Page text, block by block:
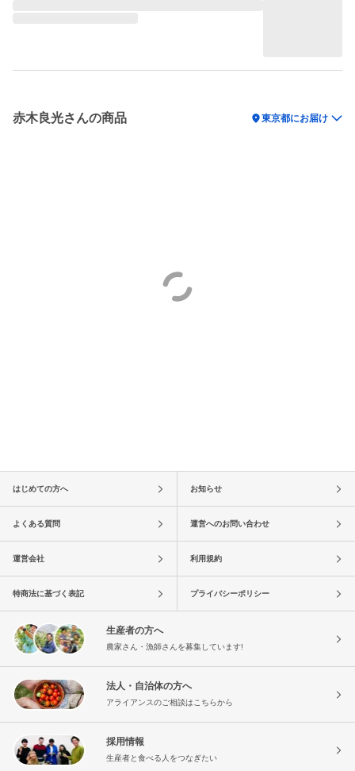
赤木良光さんの商品 location_on東京都にお届け
はじめての方へ お知らせ
よくある質問 運営へのお問い合わせ
運営会社 利用規約
特商法に基づく表記 プライバシーポリシー
生産者の方へ
農家さん・漁師さんを募集しています!
法人・自治体の方へ
アライアンスのご相談はこちらから
採用情報
生産者と食べる人をつなぎたい